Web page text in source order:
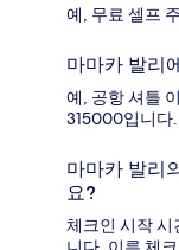
예, 무료 셀프
마마카 발리
예, 공항 셔틀
315000입니다.
마마카 발리
요?
체크인 시작 시